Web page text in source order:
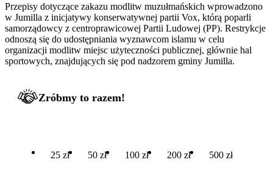
Przepisy dotyczące zakazu modlitw muzułmańskich wprowadzono
w Jumilla z inicjatywy konserwatywnej partii Vox, którą poparli
samorządowcy z centroprawicowej Partii Ludowej (PP). Restrykcje
odnoszą się do udostępniania wyznawcom islamu w celu
organizacji modlitw miejsc użyteczności publicznej, głównie hal
sportowych, znajdujących się pod nadzorem gminy Jumilla.
Zróbmy to razem!
25 zł 50 zł 100 zł 200 zł 500 zł